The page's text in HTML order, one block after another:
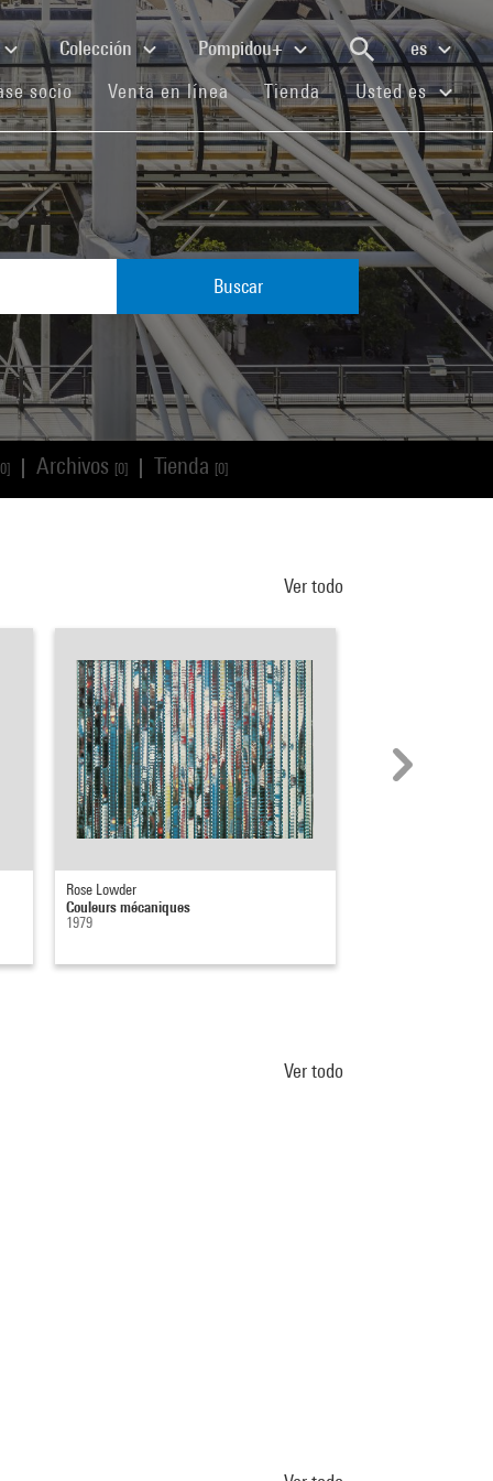
Colección Pompidou+
es
socio(current)Venta en línea(current)
Tienda(current)Usted es
Buscar
Archivos [0] Tienda [0]
Ver todo
Rose Lowder
Couleurs mécaniques
1979
Ver todo